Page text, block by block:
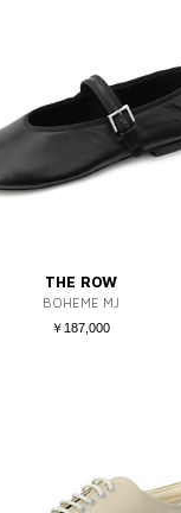
THE ROW
BOHEME MJ
￥187,000